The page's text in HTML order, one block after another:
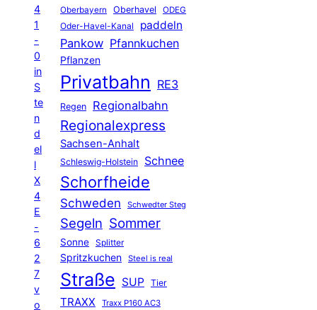
4
1
-
0
in
S
te
n
d
el
l
X
4
E
-
6
2
7
v
o
Oberbayern Oberhavel ODEG
Oder-Havel-Kanal paddeln
Pankow Pfannkuchen
Pflanzen
Privatbahn RE3
Regen Regionalbahn
Regionalexpress
Sachsen-Anhalt
Schleswig-Holstein Schnee
Schorfheide
Schweden Schwedter Steg
Segeln Sommer
Sonne Splitter
Spritzkuchen Steel is real
Straße SUP Tier
TRAXX Traxx P160 AC3